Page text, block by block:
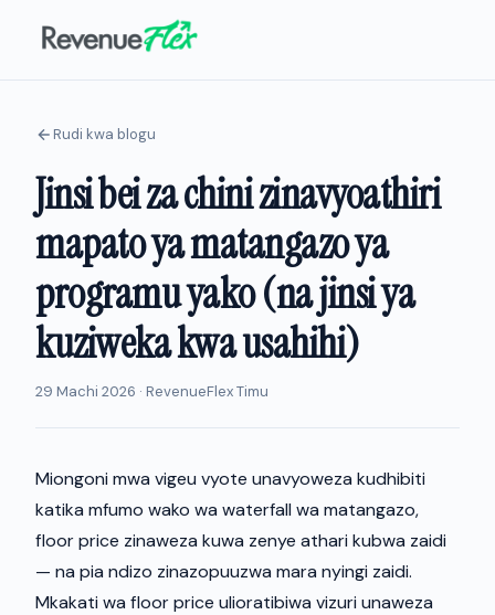
Rudi kwa blogu
Jinsi bei za chini zinavyoathiri
mapato ya matangazo ya
programu yako (na jinsi ya
kuziweka kwa usahihi)
29 Machi 2026 · RevenueFlex Timu
Miongoni mwa vigeu vyote unavyoweza kudhibiti
katika mfumo wako wa waterfall wa matangazo,
floor price zinaweza kuwa zenye athari kubwa zaidi
— na pia ndizo zinazopuuzwa mara nyingi zaidi.
Mkakati wa floor price ulioratibiwa vizuri unaweza